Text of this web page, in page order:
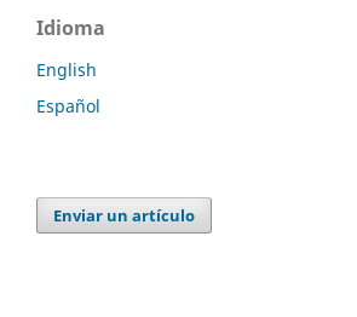
Idioma
English
Español
Enviar un artículo